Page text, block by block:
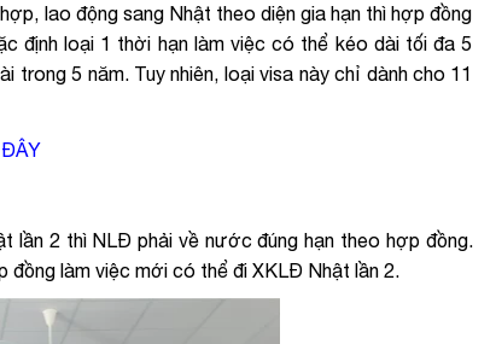
lao động sang Nhật theo diện gia hạn thì hợp đồng
định loại 1 thời hạn làm việc có thể kéo dài tối đa 5
trong 5 năm. Tuy nhiên, loại visa này chỉ dành cho 11
lần 2 thì NLĐ phải về nước đúng hạn theo hợp đồng.
đồng làm việc mới có thể đi XKLĐ Nhật lần 2.